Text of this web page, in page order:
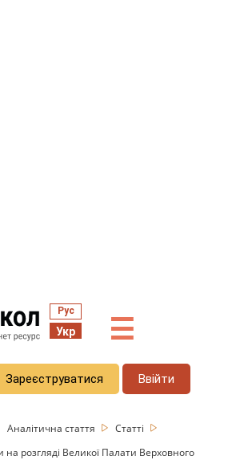
Рус
Укр ☰
Зареєструватися Ввійти
Аналітична стаття
Статті
на розгляді Великої Палати Верховного